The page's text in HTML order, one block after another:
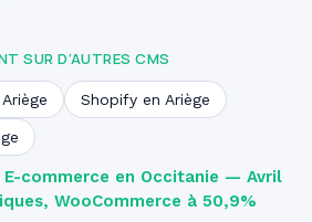
SUR D’AUTRES CMS
Shopify en Ariège
E-commerce en Occitanie — Avril
WooCommerce à 50,9%